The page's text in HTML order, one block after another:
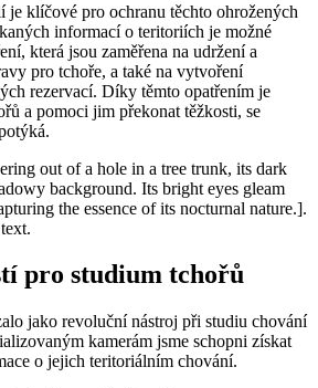
je klíčové pro ochranu těchto ohrožených
informací o teritoriích je možné
která jsou zaměřena na udržení a
pro tchoře, a také na vytvoření
rezervací. Díky těmto opatřením je
a pomoci jim překonat těžkosti, se
pro studium tchořů
jako revoluční nástroj při studiu chování
kamerám jsme schopni získat
o jejich teritoriálním chování.